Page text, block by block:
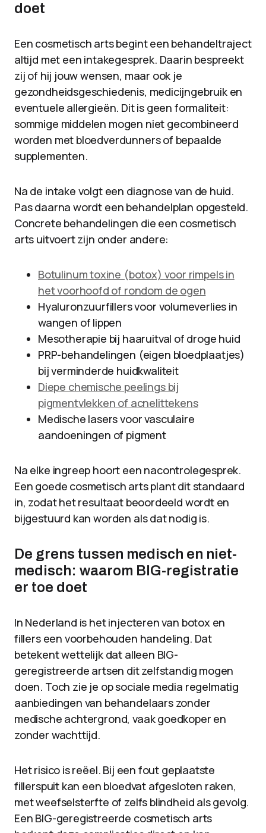
doet
Een cosmetisch arts begint een behandeltraject
altijd met een intakegesprek. Daarin bespreekt
zij of hij jouw wensen, maar ook je
gezondheidsgeschiedenis, medicijngebruik en
eventuele allergieën. Dit is geen formaliteit:
sommige middelen mogen niet gecombineerd
worden met bloedverdunners of bepaalde
supplementen.
Na de intake volgt een diagnose van de huid.
Pas daarna wordt een behandelplan opgesteld.
Concrete behandelingen die een cosmetisch
arts uitvoert zijn onder andere:
Botulinum toxine (botox) voor rimpels in
het voorhoofd of rondom de ogen
Hyaluronzuurfillers voor volumeverlies in
wangen of lippen
Mesotherapie bij haaruitval of droge huid
PRP-behandelingen (eigen bloedplaatjes)
bij verminderde huidkwaliteit
Diepe chemische peelings bij
pigmentvlekken of acnelittekens
Medische lasers voor vasculaire
aandoeningen of pigment
Na elke ingreep hoort een nacontrolegesprek.
Een goede cosmetisch arts plant dit standaard
in, zodat het resultaat beoordeeld wordt en
bijgestuurd kan worden als dat nodig is.
De grens tussen medisch en niet-
medisch: waarom BIG-registratie
er toe doet
In Nederland is het injecteren van botox en
fillers een voorbehouden handeling. Dat
betekent wettelijk dat alleen BIG-
geregistreerde artsen dit zelfstandig mogen
doen. Toch zie je op sociale media regelmatig
aanbiedingen van behandelaars zonder
medische achtergrond, vaak goedkoper en
zonder wachttijd.
Het risico is reëel. Bij een fout geplaatste
fillerspuit kan een bloedvat afgesloten raken,
met weefselsterfte of zelfs blindheid als gevolg.
Een BIG-geregistreerde cosmetisch arts